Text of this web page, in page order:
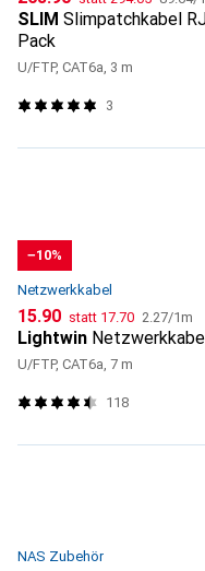
SLIM Slimpatchkabel
Pack
U/FTP, CAT6a, 3 m
3
−10%
Netzwerkkabel
CHF
15.90 statt CHF
17.70 CHF
2.27/1m
Lightwin
U/FTP, CAT6a, 7 m
118
NAS Zubehör